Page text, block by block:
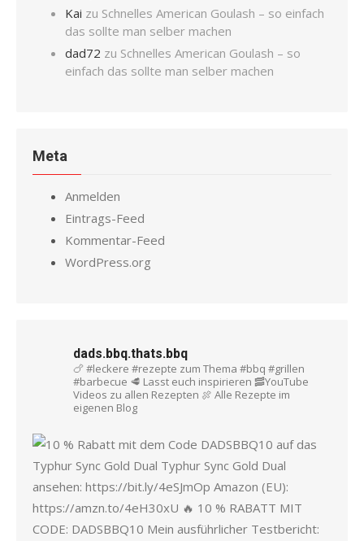
Kai zu Schnelles American Goulash – so einfach
das sollte man selber machen
dad72 zu Schnelles American Goulash – so
einfach das sollte man selber machen
Meta
Anmelden
Eintrags-Feed
Kommentar-Feed
WordPress.org
dads.bbq.thats.bbq
🍗 #leckere #rezepte zum Thema #bbq #grillen
#barbecue 🥩 Lasst euch inspirieren 🥓YouTube
Videos zu allen Rezepten 🍖 Alle Rezepte im
eigenen Blog